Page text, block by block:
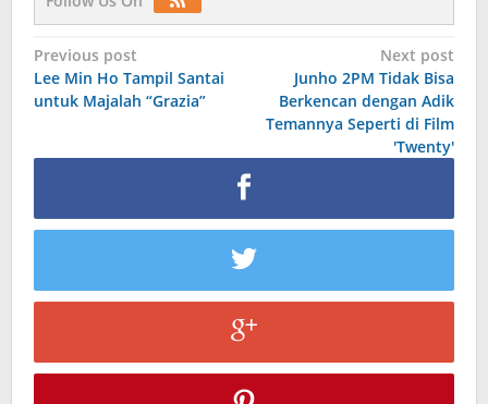
Post
navigation
Previous post
Lee Min Ho Tampil Santai
untuk Majalah “Grazia”
Next post
Junho 2PM Tidak Bisa
Berkencan dengan Adik
Temannya Seperti di Film
'Twenty'